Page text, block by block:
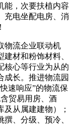
能，次要扶植内容
充电坐配电房、消
流企业联动机
材和粉饰材料、
核心等行业为从的
成长。推进物流园
速响应”的物流保
贸易用房、酒
从属建建物）；
、分级、预冷、